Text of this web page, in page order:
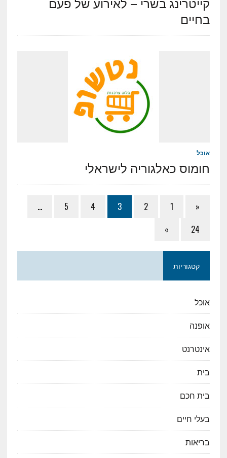
בחיים
אוכל
חומוס כאלגוריה לישראלי
«
1
2
3
4
5
…
24
»
קטגוריות
אוכל
אופנה
אינטרנט
בית
בית חכם
בעלי חיים
בריאות